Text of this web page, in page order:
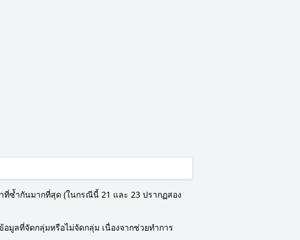
ซ้ำกันมากที่สุด (ในกรณีนี้ 21 และ 23 ปรากฏสอง
มูลที่จัดกลุ่มหรือไม่จัดกลุ่ม เนื่องจากช่วยทำการ